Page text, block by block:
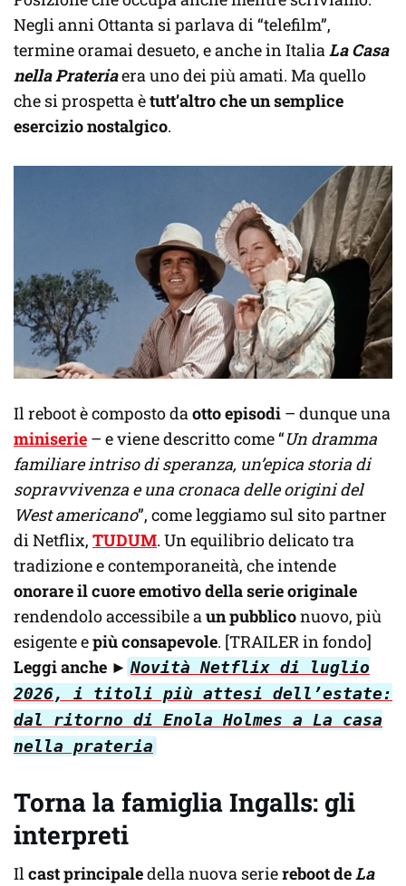
Negli anni Ottanta si parlava di “telefilm”,
termine oramai desueto, e anche in ItaliaLa Casa
nella Prateriaera uno dei più amati. Ma quello
che si prospetta ètutt’altro che un semplice
esercizio nostalgico.
Il reboot è composto daotto episodi – dunque una
miniserie – e viene descritto come “Un dramma
familiare intriso di speranza, un’epica storia di
sopravvivenza e una cronaca delle origini del
West americano”, come leggiamo sul sito partner
di Netflix, TUDUM. Un equilibrio delicato tra
tradizione e contemporaneità, che intende
onorare il cuore emotivo della serie originale
rendendolo accessibile aun pubbliconuovo, più
esigente epiù consapevole. [TRAILER in fondo]
Leggi anche ► Novità Netflix di luglio
2026, i titoli più attesi dell’estate:
dal ritorno di Enola Holmes a La casa
nella prateria
Torna la famiglia Ingalls: gli
interpreti
Ilcast principaledella nuova seriereboot deLa